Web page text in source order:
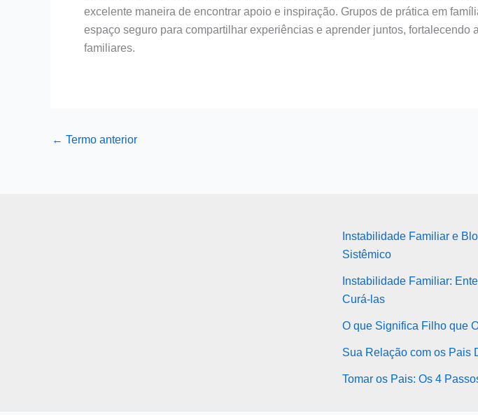
excelente maneira de encontrar apoio e inspiração. Grupos de prática em
espaço seguro para compartilhar experiências e aprender juntos, fortalecendo
familiares.
← Termo anterior
Instabilidade Familiar e
Sistêmico
Instabilidade Familiar:
Curá-las
O que Significa Filho que
Sua Relação com os Pais
Tomar os Pais: Os 4